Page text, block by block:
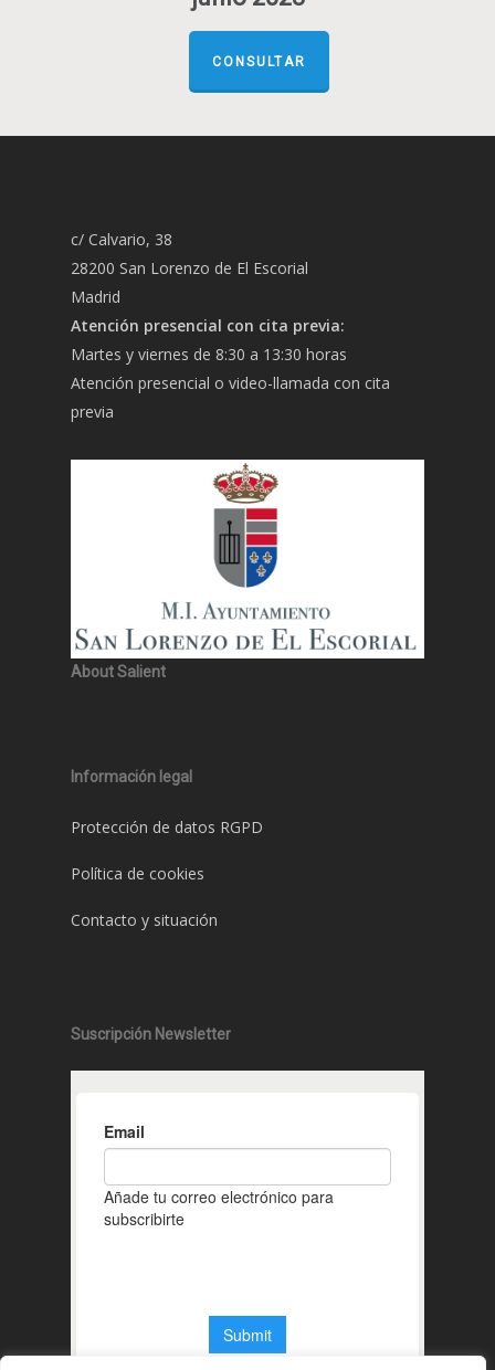
CONSULTAR
c/ Calvario, 38
28200 San Lorenzo de El Escorial
Madrid
Atención presencial con cita previa:
Martes y viernes de 8:30 a 13:30 horas
Atención presencial o video-llamada con cita
previa
About Salient
Información legal
Protección de datos RGPD
Política de cookies
Contacto y situación
Suscripción Newsletter